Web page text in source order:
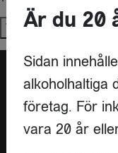
Try againÄr du 20
Sidan
alkoholhaltiga
företag. För
vara 20 år